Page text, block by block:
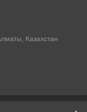
Казахстан